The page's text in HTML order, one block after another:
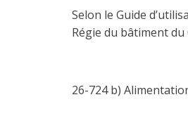
Selon le Guide
Régie du bâtiment du
26-724 b)